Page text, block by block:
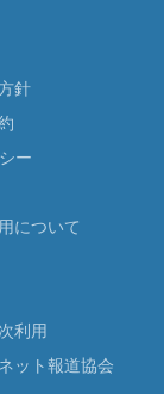
針
ー
について
利用
ット報道協会